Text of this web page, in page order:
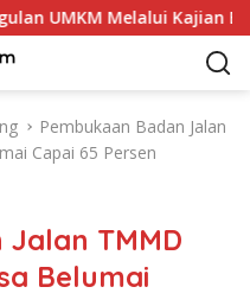
UMKM Melalui Kajian Bank
Pembukaan Badan Jalan
Capai 65 Persen
TMMD
Belumai